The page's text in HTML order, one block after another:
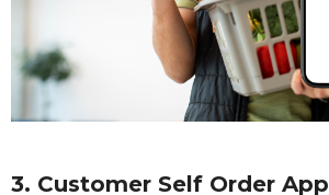
3. Customer Self Order App